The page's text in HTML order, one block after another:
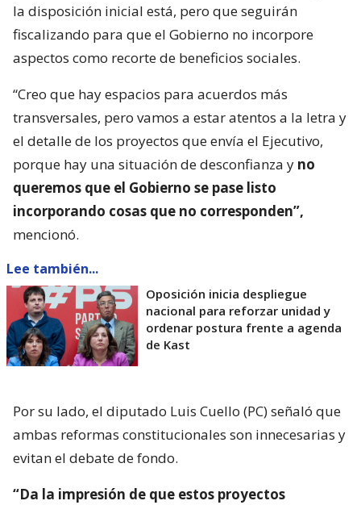
la disposición inicial está, pero que seguirán
fiscalizando para que el Gobierno no incorpore
aspectos como recorte de beneficios sociales.
“Creo que hay espacios para acuerdos más
transversales, pero vamos a estar atentos a la letra y
el detalle de los proyectos que envía el Ejecutivo,
porque hay una situación de desconfianza y no
queremos que el Gobierno se pase listo
incorporando cosas que no corresponden”,
mencionó.
Lee también...
Oposición inicia despliegue
nacional para reforzar unidad y
ordenar postura frente a agenda
de Kast
Por su lado, el diputado Luis Cuello (PC) señaló que
ambas reformas constitucionales son innecesarias y
evitan el debate de fondo.
“Da la impresión de que estos proyectos